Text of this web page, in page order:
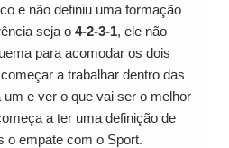
e não definiu uma formação
seja o 4-2-3-1, ele não
para acomodar os dois
a trabalhar dentro das
e ver o que vai ser o melhor
a ter uma definição de
o empate com o Sport.